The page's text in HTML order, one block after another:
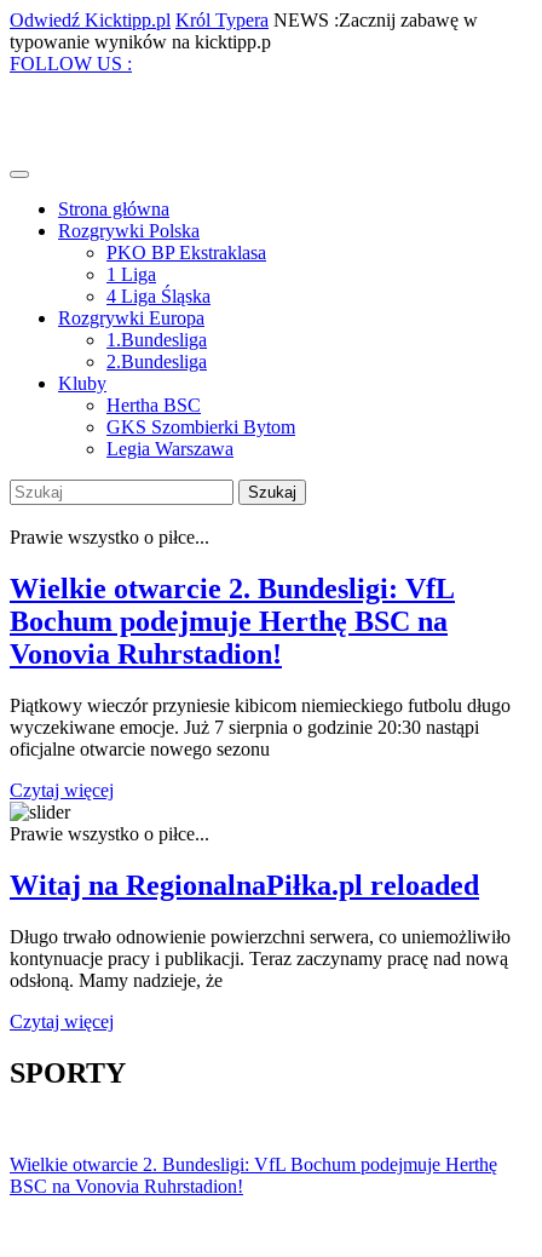
Skip
to
content
Odwiedź Kicktipp.pl Odwiedź
Kicktipp.pl
Król Typera Król
Typera
NEWS :Zacznij zabawę w
typowanie wyników na kicktipp.pZacznij
FOLLOW US :
Open
Strona główna
Rozgrywki Polska
PKO BP Ekstraklasa
1 Liga
4 Liga Śląska
Rozgrywki Europa
1.Bundesliga
2.Bundesliga
Kluby
Hertha BSC
GKS Szombierki Bytom
Legia Warszawa
Close
Menu
Szukaj:
Account
Prawie wszystko o piłce...
Wielkie otwarcie 2. Bundesligi: VfL
Bochum podejmuje Herthę BSC na
Vonovia Ruhrstadion!
Piątkowy wieczór przyniesie kibicom niemieckiego futbolu długo
wyczekiwane emocje. Już 7 sierpnia o godzinie 20:30 nastąpi
oficjalne otwarcie nowego sezonu
Czytaj więcej
Prawie wszystko o piłce...
Witaj na RegionalnaPiłka.pl reloaded
Długo trwało odnowienie powierzchni serwera, co uniemożliwiło
kontynuacje pracy i publikacji. Teraz zaczynamy pracę nad nową
odsłoną. Mamy nadzieje, że
Czytaj więcej
SPORTY
Wielkie otwarcie 2. Bundesligi: VfL Bochum podejmuje Herthę
BSC na Vonovia Ruhrstadion!